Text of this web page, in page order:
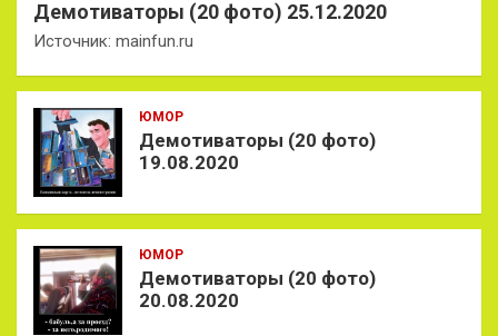
Демотиваторы (20 фото) 25.12.2020
Источник: mainfun.ru
ЮМОР
Демотиваторы (20 фото)
19.08.2020
ЮМОР
Демотиваторы (20 фото)
20.08.2020